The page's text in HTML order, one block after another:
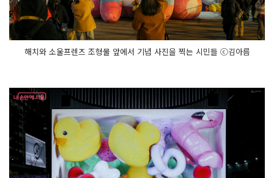
해치와 소울프렌즈 조형물 앞에서 기념 사진을 찍는 시민들 ⓒ김아름